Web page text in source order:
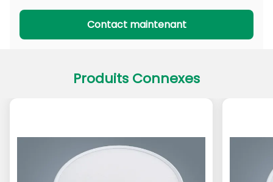
Série PADL
Série PACL
Contact maintenant
Produits Connexes